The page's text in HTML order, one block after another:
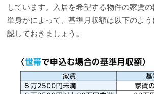
しています。入居を希望する物件の家賃
単身かによって、基準月収額は以下のよ
認しておきましょう。